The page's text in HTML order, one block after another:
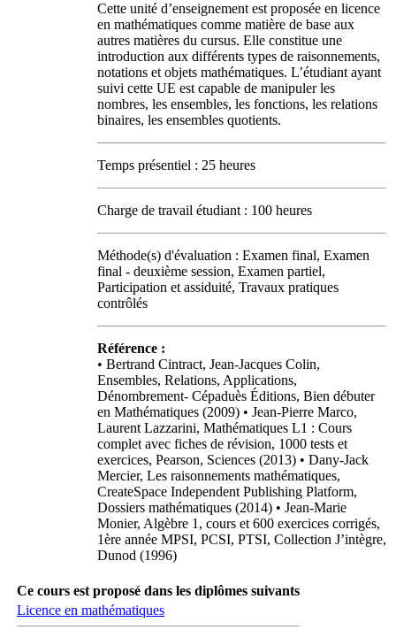
Cette unité d’enseignement est proposée en licence
en mathématiques comme matière de base aux
autres matières du cursus. Elle constitue une
introduction aux différents types de raisonnements,
notations et objets mathématiques. L’étudiant ayant
suivi cette UE est capable de manipuler les
nombres, les ensembles, les fonctions, les relations
binaires, les ensembles quotients.
Temps présentiel : 25 heures
Charge de travail étudiant : 100 heures
Méthode(s) d'évaluation : Examen final, Examen
final - deuxième session, Examen partiel,
Participation et assiduité, Travaux pratiques
contrôlés
Référence :
• Bertrand Cintract, Jean-Jacques Colin,
Ensembles, Relations, Applications,
Dénombrement- Cépaduès Éditions, Bien débuter
en Mathématiques (2009) • Jean-Pierre Marco,
Laurent Lazzarini, Mathématiques L1 : Cours
complet avec fiches de révision, 1000 tests et
exercices, Pearson, Sciences (2013) • Dany-Jack
Mercier, Les raisonnements mathématiques,
CreateSpace Independent Publishing Platform,
Dossiers mathématiques (2014) • Jean-Marie
Monier, Algèbre 1, cours et 600 exercices corrigés,
1ère année MPSI, PCSI, PTSI, Collection J’intègre,
Dunod (1996)
Ce cours est proposé dans les diplômes suivants
Licence en mathématiques